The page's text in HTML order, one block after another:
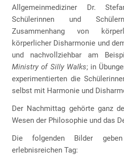
Allgemeinmediziner Dr.
Schülerinnen und
Zusammenhang von
körperlicher Disharmonie und
und nachvollziehbar am
Ministry of Silly Walks; in
experimentierten die
selbst mit Harmonie und
Der Nachmittag gehörte ganz
Wesen der Philosophie und das
Die folgenden Bilder
erlebnisreichen Tag: